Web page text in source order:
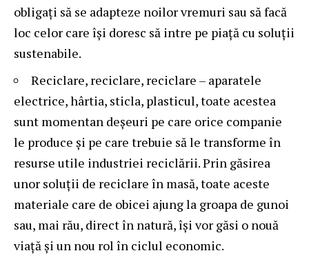
obligați să se adapteze noilor vremuri sau să facă
loc celor care își doresc să intre pe piață cu soluții
sustenabile.
Reciclare, reciclare, reciclare – aparatele
electrice, hârtia, sticla, plasticul, toate acestea
sunt momentan deșeuri pe care orice companie
le produce și pe care trebuie să le transforme în
resurse utile industriei reciclării. Prin găsirea
unor soluții de reciclare în masă, toate aceste
materiale care de obicei ajung la groapa de gunoi
sau, mai rău, direct în natură, își vor găsi o nouă
viață și un nou rol în ciclul economic.